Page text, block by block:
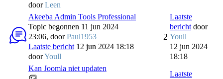
doorLeen
Akeeba Admin Tools Professional
Topic begonnen 11 jun 2024
23:06, doorPaul1953
Laatste bericht 12 jun 2024 18:18
doorYoull
2
Laatste
bericht door
Youll
12 jun 2024
18:18
Kan Joomla niet updaten
Laatste